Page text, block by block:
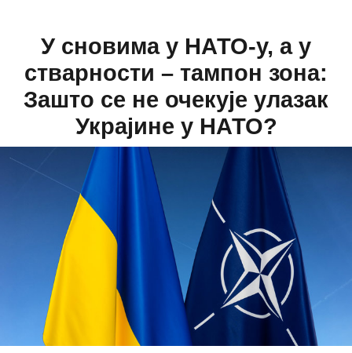
У сновима у НАТО-у, а у
стварности – тампон зона:
Зашто се не очекује улазак
Украјине у НАТО?